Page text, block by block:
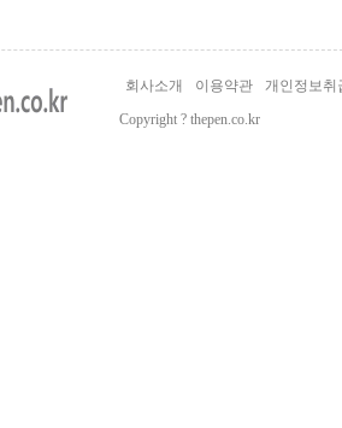
회사소개 이용약관
개인정보취
Copyright ? thepen.co.kr